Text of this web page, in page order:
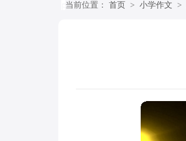
当前位置： 首页 > 小学作文 >